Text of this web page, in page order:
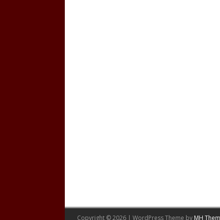
Copyright © 2026 | WordPress Theme by MH